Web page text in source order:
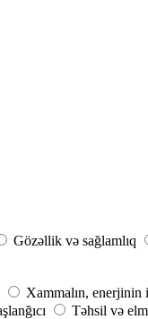
Gözəllik və sağlamlıq
Xammalın, enerjinin
Təhsil və elm